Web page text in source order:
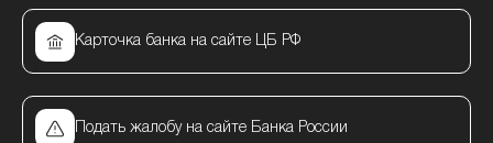
Карточка банка на сайте ЦБ РФ
Подать жалобу на сайте Банка России